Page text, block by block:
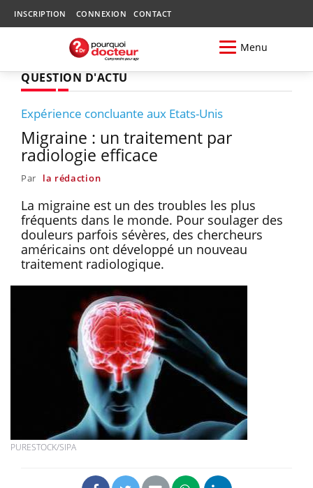
INSCRIPTION CONNEXION CONTACT
Menu
QUESTION D'ACTU
Expérience concluante aux Etats-Unis
Migraine : un traitement par
radiologie efficace
Par la rédaction
La migraine est un des troubles les plus
fréquents dans le monde. Pour soulager des
douleurs parfois sévères, des chercheurs
américains ont développé un nouveau
traitement radiologique.
PURESTOCK/SIPA